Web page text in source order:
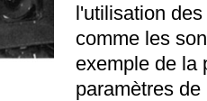
l'utilisation
comme les
exemple de la
paramètres